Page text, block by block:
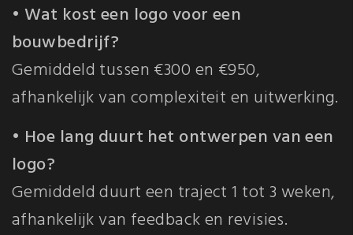
• Wat kost een logo voor een
bouwbedrijf?
Gemiddeld tussen €300 en €950,
afhankelijk van complexiteit en uitwerking.
• Hoe lang duurt het ontwerpen van een
logo?
Gemiddeld duurt een traject 1 tot 3 weken,
afhankelijk van feedback en revisies.